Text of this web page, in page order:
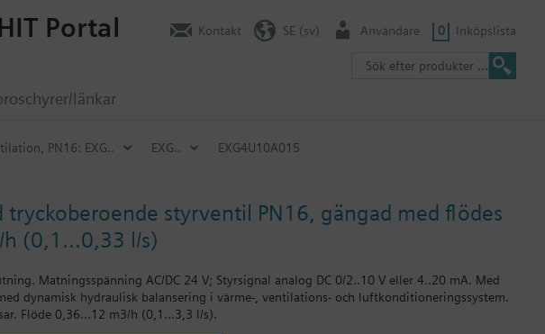
länkar
Portal Kontakt SE (sv) Användare 0 Inköpslista
PN16: EXG.. EXG.. EXG4U10A015
styrventil PN16, gängad med flödes
(0,1...0,33 l/s)
Matningsspänning AC/DC 24 V; Styrsignal analog DC 0/2..10 V eller 4..20 mA. Med
dynamisk hydraulisk balansering i värme-, ventilations- och luftkonditioneringssystem.
Flöde 0,36…12 m3/h (0,1...3,3 l/s).